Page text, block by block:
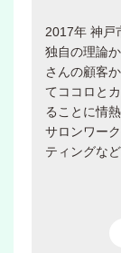
2017年 神戸
独自の理論
さんの顧客
てココロと
ることに情
サロンワー
ティングな